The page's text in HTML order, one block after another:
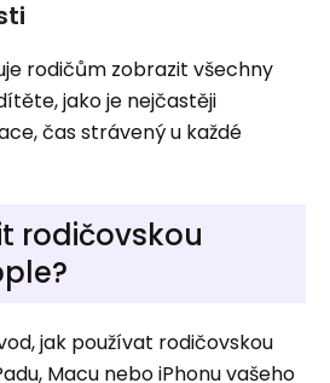
rodičům zobrazit všechny
jako je nejčastěji
čas strávený u každé
rodičovskou
jak používat rodičovskou
Macu nebo iPhonu vašeho